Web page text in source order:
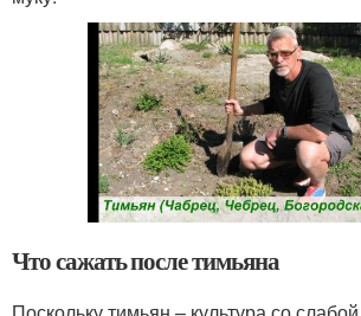
Что сажать после тимьяна